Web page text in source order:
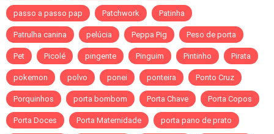
passo a passo pap Patchwork Patinha
Patrulha canina pelúcia Peppa Pig Peso de porta
Pet Picolé pingente Pinguim Pintinho Pirata
pokemon polvo ponei ponteira Ponto Cruz
Porquinhos porta bombom Porta Chave Porta Copos
Porta Doces Porta Maternidade porta pano de prato